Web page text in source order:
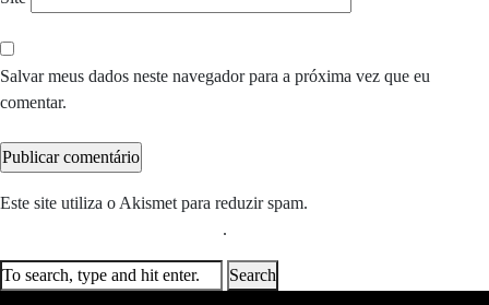
Salvar meus dados neste navegador para a próxima vez que eu
comentar.
Este site utiliza o Akismet para reduzir spam.
.
Search